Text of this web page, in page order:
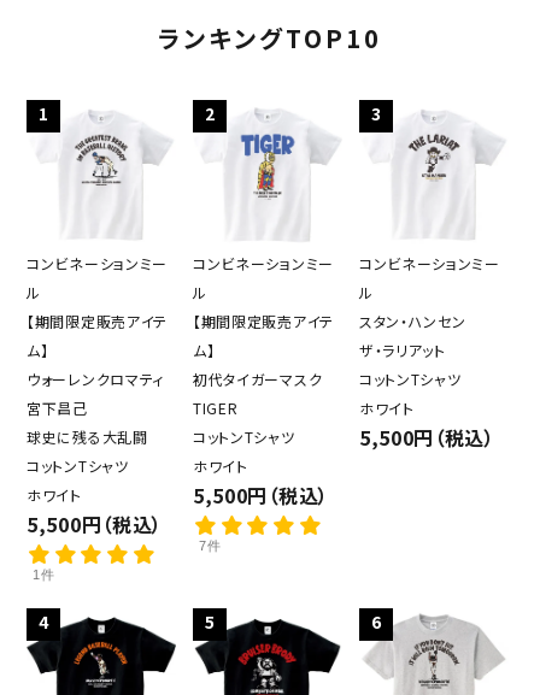
カテゴリー
検索する
ランキングTOP10
1
コンビネーションミー
ル
【期間限定販売アイテ
ム】
ウォーレンクロマティ
宮下昌己
球史に残る大乱闘
コットンTシャツ
ホワイト
5,500円（税込）
1件
2
コンビネーションミー
ル
【期間限定販売アイテ
ム】
初代タイガーマスク
TIGER
コットンTシャツ
ホワイト
5,500円（税込）
7件
3
コンビネーションミー
ル
スタン・ハンセン
ザ・ラリアット
コットンTシャツ
ホワイト
5,500円（税込）
4 5 6